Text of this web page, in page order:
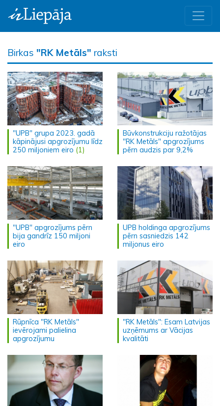
Birkas "RK Metāls" raksti
"UPB" grupa 2023. gadā
kāpinājusi apgrozījumu līdz
250 miljoniem eiro (1)
Būvkonstrukciju ražotājas
"RK Metāls" apgrozījums
pērn audzis par 9,2%
"UPB" apgrozījums pērn
bija gandrīz 150 miljoni
eiro
UPB holdinga apgrozījums
pērn sasniedzis 142
miljonus eiro
Rūpnīca "RK Metāls"
ievērojami palielina
apgrozījumu
"RK Metāls": Esam Latvijas
uzņēmums ar Vācijas
kvalitāti